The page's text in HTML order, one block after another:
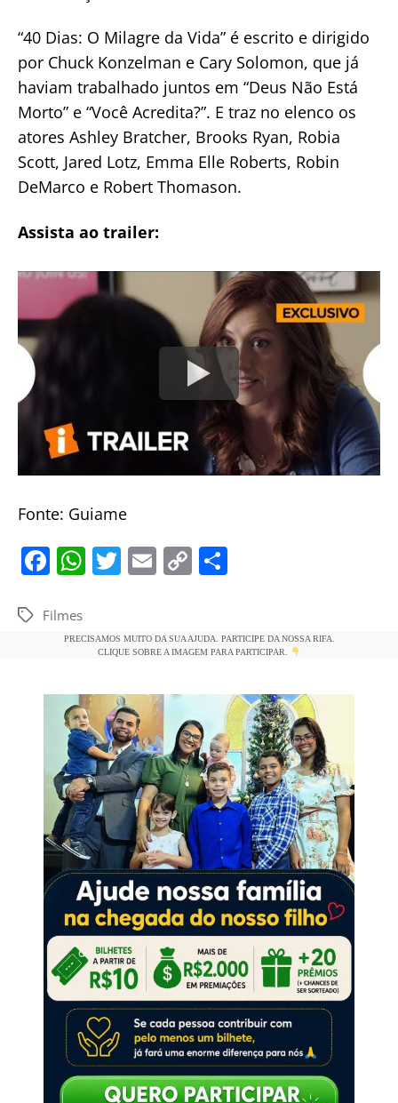
“40 Dias: O Milagre da Vida” é escrito e dirigido
por Chuck Konzelman e Cary Solomon, que já
haviam trabalhado juntos em “Deus Não Está
Morto” e “Você Acredita?”. E traz no elenco os
atores Ashley Bratcher, Brooks Ryan, Robia
Scott, Jared Lotz, Emma Elle Roberts, Robin
DeMarco e Robert Thomason.
Assista ao trailer:
Fonte: Guiame
F
c
e
o
o
k
W
s
p
p
T
er
E
l
C
y
n
k
e
TagsFilmes
PRECISAMOS MUITO DA SUA AJUDA. PARTICIPE DA NOSSA RIFA.
CLIQUE SOBRE A IMAGEM PARA PARTICIPAR.